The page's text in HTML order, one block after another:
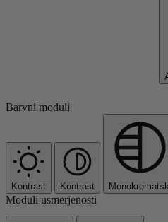
Barvni moduli
Kontrast Kontrast
Moduli usmerjenosti